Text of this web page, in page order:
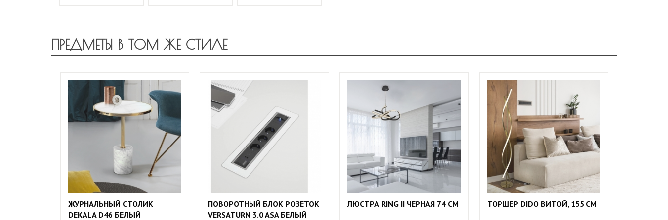
ПРЕДМЕТЫ В ТОМ ЖЕ СТИЛЕ
ЖУРНАЛЬНЫЙ СТОЛИК
DEKALA D46 БЕЛЫЙ
ПОВОРОТНЫЙ БЛОК РОЗЕТОК
VERSATURN 3.0 ASA БЕЛЫЙ
ЛЮСТРА RING II ЧЕРНАЯ 74 СМ ТОРШЕР DIDO ВИТОЙ, 155 СМ